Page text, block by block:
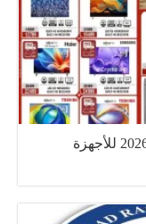
عروض المرشدى اليوم 6 – 9 اغسطس 2026 للأجهزة